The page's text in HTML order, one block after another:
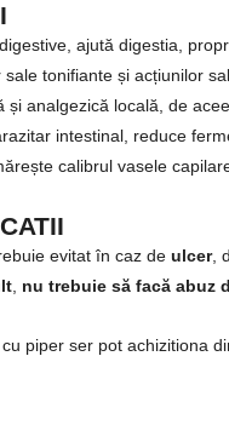
ajută digestia,
tonifiante și acțiunilor
și analgezică locală, de
intestinal, reduce
calibrul vasele
evitat în caz de ulcer,
nu trebuie să facă abuz
piper ser pot achizitiona